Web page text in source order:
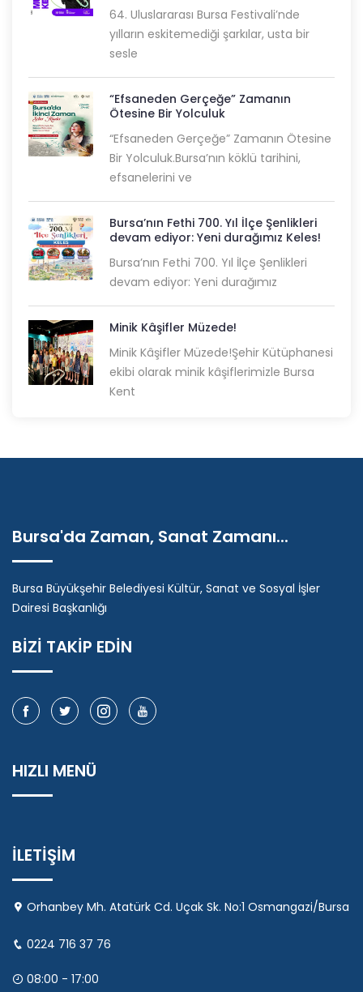
64. Uluslararası Bursa Festivali’nde
yılların eskitemediği şarkılar, usta bir
sesle
“Efsaneden Gerçeğe” Zamanın
Ötesine Bir Yolculuk
“Efsaneden Gerçeğe” Zamanın Ötesine
Bir Yolculuk.Bursa’nın köklü tarihini,
efsanelerini ve
Bursa’nın Fethi 700. Yıl İlçe Şenlikleri
devam ediyor: Yeni durağımız Keles!
Bursa’nın Fethi 700. Yıl İlçe Şenlikleri
devam ediyor: Yeni durağımız
Minik Kâşifler Müzede!
Minik Kâşifler Müzede!Şehir Kütüphanesi
ekibi olarak minik kâşiflerimizle Bursa
Kent
Bursa'da Zaman, Sanat Zamanı...
Bursa Büyükşehir Belediyesi Kültür, Sanat ve Sosyal İşler
Dairesi Başkanlığı
BİZİ TAKİP EDİN
HIZLI MENÜ
İLETİŞİM
Orhanbey Mh. Atatürk Cd. Uçak Sk. No:1 Osmangazi/Bursa
0224 716 37 76
08:00 - 17:00